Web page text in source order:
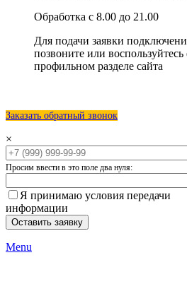
Обработка с 8.00 до 21.00
Для подачи заявки
позвоните или
профильном разделе сайта
Заказать обратный звонок
×
Просим ввести в это поле два нуля:
Я принимаю условия передачи
информации
Menu